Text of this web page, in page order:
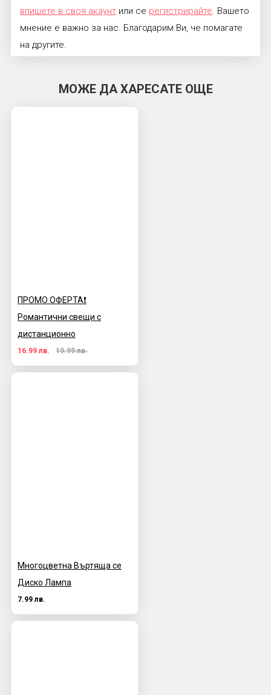
впишете в своя акаунт или се регистрирайте. Вашето
мнение е важно за нас. Благодарим Ви, че помагате
на другите.
МОЖЕ ДА ХАРЕСАТЕ ОЩЕ
ПРОМО ОФЕРТА❗️
Романтични свещи с
дистанционно
16.99 лв. 19.99 лв.
Многоцветна Въртяща се
Диско Лампа
7.99 лв.